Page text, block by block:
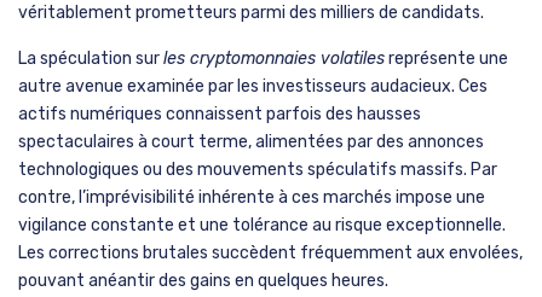
véritablement prometteurs parmi des milliers de candidats.
La spéculation surles cryptomonnaies volatilesreprésente une
autre avenue examinée par les investisseurs audacieux. Ces
actifs numériques connaissent parfois des hausses
spectaculaires à court terme, alimentées par des annonces
technologiques ou des mouvements spéculatifs massifs. Par
contre, l’imprévisibilité inhérente à ces marchés impose une
vigilance constante et une tolérance au risque exceptionnelle.
Les corrections brutales succèdent fréquemment aux envolées,
pouvant anéantir des gains en quelques heures.